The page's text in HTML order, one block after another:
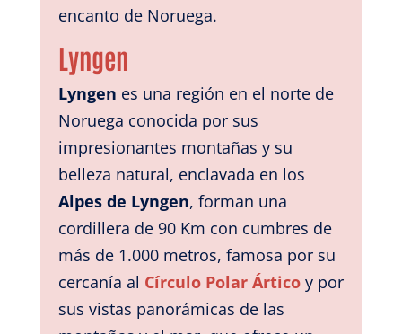
encanto de Noruega.
Lyngen
Lyngen es una región en el norte de
Noruega conocida por sus
impresionantes montañas y su
belleza natural, enclavada en los
Alpes de Lyngen, forman una
cordillera de 90 Km con cumbres de
más de 1.000 metros, famosa por su
cercanía al Círculo Polar Árticoy por
sus vistas panorámicas de las